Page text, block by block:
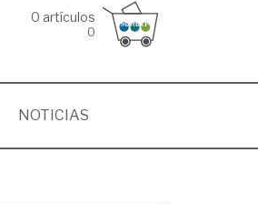
0 artículos
0
NOTICIAS